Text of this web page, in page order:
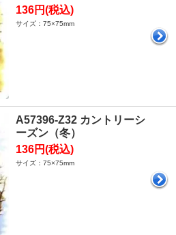
136円(税込)
サイズ：75×75mm
A57396-Z32 カントリーシ
ーズン（冬）
136円(税込)
サイズ：75×75mm